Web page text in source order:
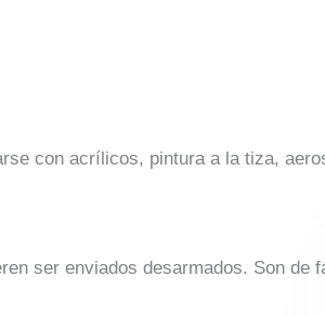
con acrílicos, pintura a la tiza,
ser enviados desarmados. Son de